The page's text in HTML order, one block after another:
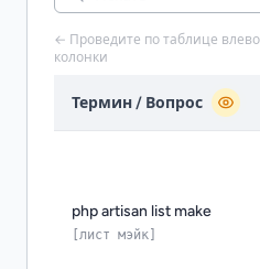
← Проведите по таблице
колонки
Термин / Вопрос
php artisan list make
[лист мэйк]